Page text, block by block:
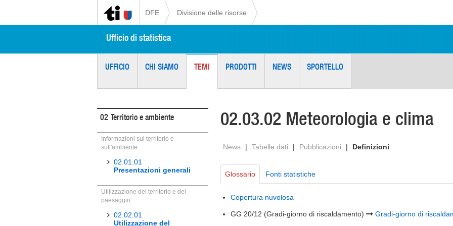
DFE Divisione delle risorse
Ufficio di statistica
UFFICIO CHI SIAMO TEMI PRODOTTI NEWS SPORTELLO
02 Territorio e ambiente
Informazioni sul territorio e
sull'ambiente
02.01.01
Presentazioni generali
Utilizzazione del territorio e del
paesaggio
02.02.01
Utilizzazione del
02.03.02 Meteorologia e clima
News | Tabelle dati | Pubblicazioni | Definizioni
Glossario Fonti statistiche
Copertura nuvolosa
GG 20/12 (Gradi-giorno di riscaldamento) Gradi-giorno di